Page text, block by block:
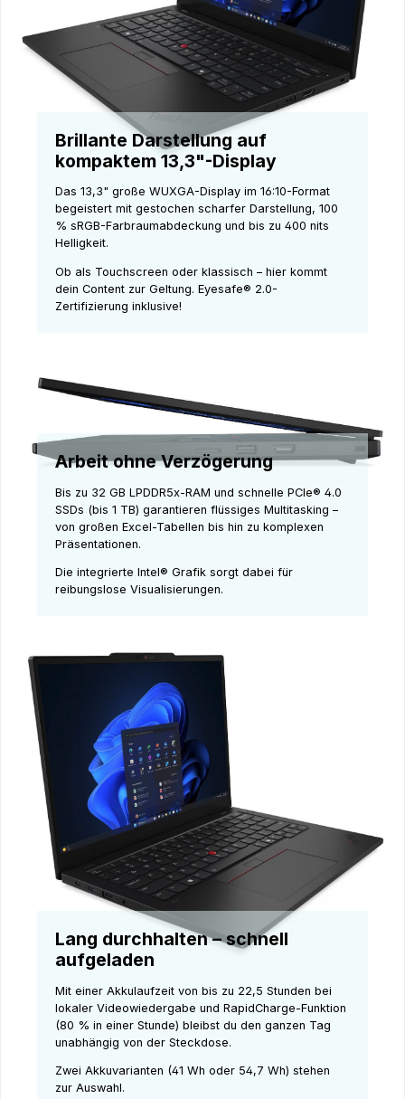
Brillante Darstellung auf
kompaktem 13,3"-Display
Das 13,3" große WUXGA-Display im 16:10-Format
begeistert mit gestochen scharfer Darstellung, 100
% sRGB-Farbraumabdeckung und bis zu 400 nits
Helligkeit.
Ob als Touchscreen oder klassisch – hier kommt
dein Content zur Geltung. Eyesafe® 2.0-
Zertifizierung inklusive!
Arbeit ohne Verzögerung
Bis zu 32 GB LPDDR5x-RAM und schnelle PCIe® 4.0
SSDs (bis 1 TB) garantieren flüssiges Multitasking –
von großen Excel-Tabellen bis hin zu komplexen
Präsentationen.
Die integrierte Intel® Grafik sorgt dabei für
reibungslose Visualisierungen.
Lang durchhalten – schnell
aufgeladen
Mit einer Akkulaufzeit von bis zu 22,5 Stunden bei
lokaler Videowiedergabe und RapidCharge-Funktion
(80 % in einer Stunde) bleibst du den ganzen Tag
unabhängig von der Steckdose.
Zwei Akkuvarianten (41 Wh oder 54,7 Wh) stehen
zur Auswahl.